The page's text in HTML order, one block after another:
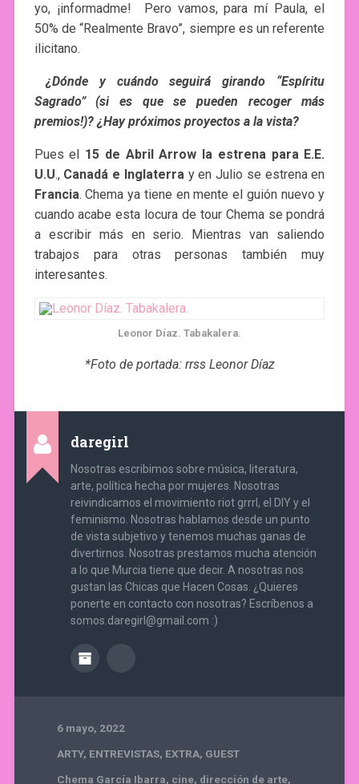
yo, ¡informadme! Pero vamos, para mí Paula, el
50% de “Realmente Bravo”, siempre es un referente
ilicitano.
¿Dónde y cuándo seguirá girando “Espíritu
Sagrado” (si es que se pueden recoger más
premios!)? ¿Hay próximos proyectos a la vista?
Pues el 15 de Abril Arrow la estrena para E.E.
U.U., Canadá e Inglaterray en Julio se estrena en
Francia. Chema ya tiene en mente el guión nuevo y
cuando acabe esta locura de tour Chema se pondrá
a escribir más en serio. Mientras van saliendo
trabajos para otras personas también muy
interesantes.
Leonor Díaz. Tabakalera.
*Foto de portada: rrss Leonor Díaz
daregirl
Nosotras escribimos sobre música, literatura,
arte, política hecha por mujeres. Nosotras
reivindicamos el movimiento riot grrrl, el DIY y el
feminismo. Nosotras hablamos desde un punto
de vista subjetivo y tenemos muchas ganas de
divertirnos. Nosotras prestamos mucha atención
a lo que Murcia tiene que decir. A nosotras nos
gustan las Chicas que Hacen Cosas. ¿Quieres
ponerte en contacto con nosotras? Escríbenos a
somos.daregirl@gmail.com :)
6 mayo, 2022
ARTY, ENTREVISTAS, EXTRA, GUEST
Chema García Ibarra, cine, dirección de arte,